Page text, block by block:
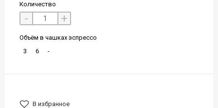
Количество
- +
Объём в чашках эспрессо
3
6 -
В избранное